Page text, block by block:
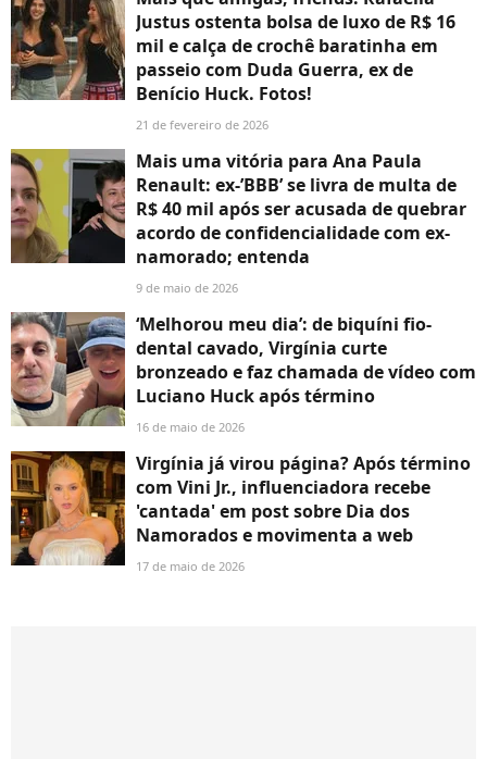
Justus ostenta bolsa de luxo de R$ 16
mil e calça de crochê baratinha em
passeio com Duda Guerra, ex de
Benício Huck. Fotos!
21 de fevereiro de 2026
Mais uma vitória para Ana Paula
Renault: ex-’BBB’ se livra de multa de
R$ 40 mil após ser acusada de quebrar
acordo de confidencialidade com ex-
namorado; entenda
9 de maio de 2026
‘Melhorou meu dia’: de biquíni fio-
dental cavado, Virgínia curte
bronzeado e faz chamada de vídeo com
Luciano Huck após término
16 de maio de 2026
Virgínia já virou página? Após término
com Vini Jr., influenciadora recebe
'cantada' em post sobre Dia dos
Namorados e movimenta a web
17 de maio de 2026